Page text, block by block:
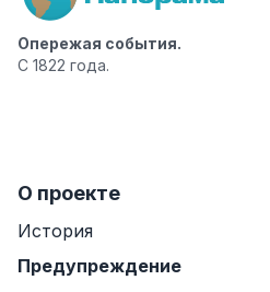
Опережая события.
С 1822 года.
О проекте
История
Предупреждение